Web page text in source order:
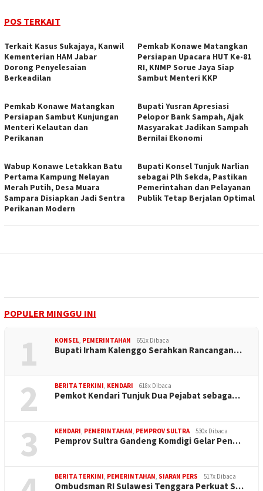
POS TERKAIT
‎Terkait Kasus Sukajaya, Kanwil
Kementerian HAM Jabar
‎Dorong Penyelesaian
Berkeadilan
Pemkab Konawe Matangkan
Persiapan Upacara HUT Ke-81
RI, KNMP Sorue Jaya Siap
Sambut Menteri KKP
Pemkab Konawe Matangkan
Persiapan Sambut Kunjungan
Menteri Kelautan dan
Perikanan
Bupati Yusran Apresiasi
Pelopor Bank Sampah, Ajak
Masyarakat Jadikan Sampah
Bernilai Ekonomi
Wabup Konawe Letakkan Batu
Pertama Kampung Nelayan
Merah Putih, Desa Muara
Sampara Disiapkan Jadi Sentra
Perikanan Modern
Bupati Konsel Tunjuk Narlian
sebagai Plh Sekda, Pastikan
Pemerintahan dan Pelayanan
Publik Tetap Berjalan Optimal
POPULER MINGGU INI
1 KONSEL, PEMERINTAHAN 651x Dibaca
Bupati Irham Kalenggo Serahkan Rancangan…
2 BERITA TERKINI, KENDARI 618x Dibaca
Pemkot Kendari Tunjuk Dua Pejabat sebaga…
3 KENDARI, PEMERINTAHAN, PEMPROV SULTRA 530x Dibaca
Pemprov Sultra Gandeng Komdigi Gelar Pen…
BERITA TERKINI, PEMERINTAHAN, SIARAN PERS 517x Dibaca
Ombudsman RI Sulawesi Tenggara Perkuat S…